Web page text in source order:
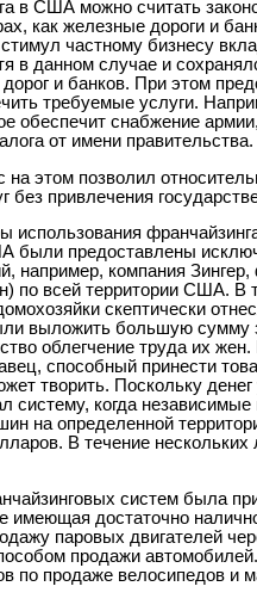
в США можно считать
как железные дороги и
частному бизнесу
в данном случае и
и банков. При этом
требуемые услуги.
обеспечит снабжение
от имени правительства.
этом позволил
без привлечения
использования
были предоставлены
например, компания
по всей территории США. В
скептически
выложить большую сумму
облегчение труда их
способный принести
творить. Поскольку
систему, когда
на определенной
В течение
систем была
имеющая достаточно
паровых двигателей
продажи
по продаже велосипедов и